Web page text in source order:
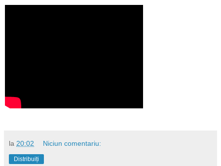
la 20:02 Niciun comentariu:
Distribuiți